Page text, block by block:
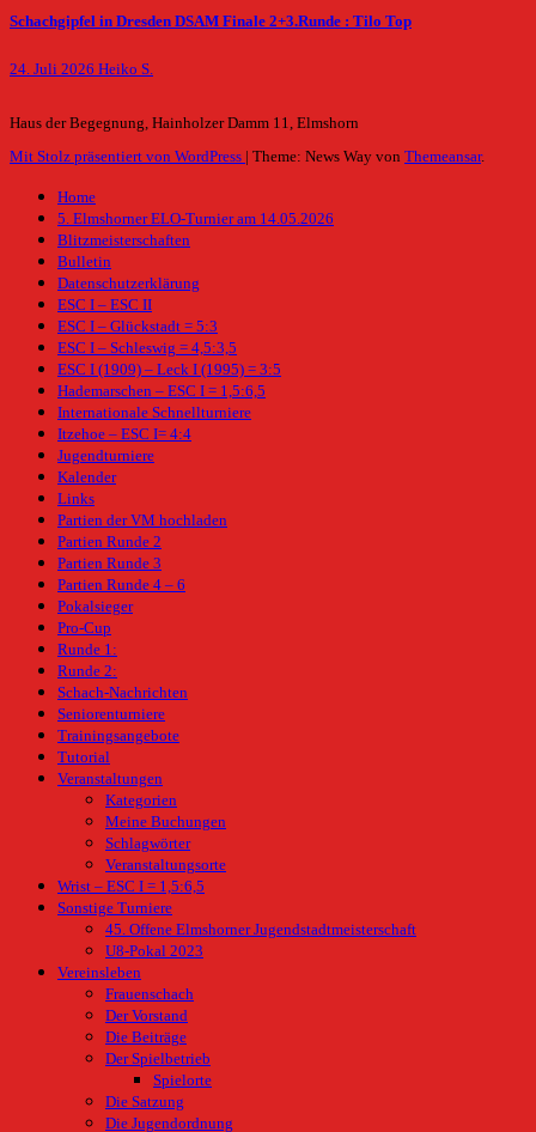
Schachgipfel in Dresden DSAM Finale 2+3.Runde : Tilo Top
24. Juli 2026 Heiko S.
Haus der Begegnung, Hainholzer Damm 11, Elmshorn
Mit Stolz präsentiert von WordPress
Theme: News Way von Themeansar.
Home
5. Elmshorner ELO-Turnier am 14.05.2026
Blitzmeisterschaften
Bulletin
Datenschutzerklärung
ESC I – ESC II
ESC I – Glückstadt = 5:3
ESC I – Schleswig = 4,5:3,5
ESC I (1909) – Leck I (1995) = 3:5
Hademarschen – ESC I = 1,5:6,5
Internationale Schnellturniere
Itzehoe – ESC I= 4:4
Jugendturniere
Kalender
Links
Partien der VM hochladen
Partien Runde 2
Partien Runde 3
Partien Runde 4 – 6
Pokalsieger
Pro-Cup
Runde 1:
Runde 2:
Schach-Nachrichten
Seniorenturniere
Trainingsangebote
Tutorial
Veranstaltungen
Kategorien
Meine Buchungen
Schlagwörter
Veranstaltungsorte
Wrist – ESC I = 1,5:6,5
Sonstige Turniere
45. Offene Elmshorner Jugendstadtmeisterschaft
U8-Pokal 2023
Vereinsleben
Frauenschach
Der Vorstand
Die Beiträge
Der Spielbetrieb
Spielorte
Die Satzung
Die Jugendordnung